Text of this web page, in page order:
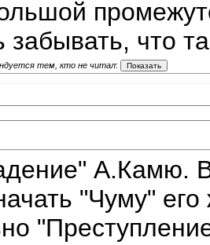
забывать, что
тем, кто не читал:
А.Камю.
"Чуму" его